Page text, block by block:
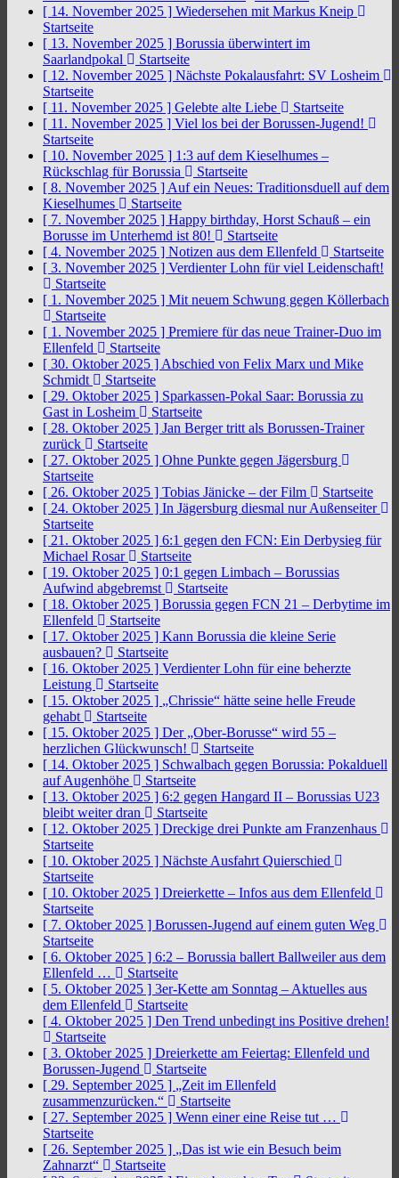
[ 14. November 2025 ] Wiedersehen mit Markus Kneip
Startseite
[ 13. November 2025 ] Borussia überwintert im
Saarlandpokal
Startseite
[ 12. November 2025 ] Nächste Pokalausfahrt: SV Losheim
Startseite
[ 11. November 2025 ] Gelebte alte Liebe
Startseite
[ 11. November 2025 ] Viel los bei der Borussen-Jugend!
Startseite
[ 10. November 2025 ] 1:3 auf dem Kieselhumes –
Rückschlag für Borussia
Startseite
[ 8. November 2025 ] Auf ein Neues: Traditionsduell auf dem
Kieselhumes
Startseite
[ 7. November 2025 ] Happy birthday, Horst Schauß – ein
Borusse im Unterhemd ist 80!
Startseite
[ 4. November 2025 ] Notizen aus dem Ellenfeld
Startseite
[ 3. November 2025 ] Verdienter Lohn für viel Leidenschaft!
Startseite
[ 1. November 2025 ] Mit neuem Schwung gegen Köllerbach
Startseite
[ 1. November 2025 ] Premiere für das neue Trainer-Duo im
Ellenfeld
Startseite
[ 30. Oktober 2025 ] Abschied von Felix Marx und Mike
Schmidt
Startseite
[ 29. Oktober 2025 ] Sparkassen-Pokal Saar: Borussia zu
Gast in Losheim
Startseite
[ 28. Oktober 2025 ] Jan Berger tritt als Borussen-Trainer
zurück
Startseite
[ 27. Oktober 2025 ] Ohne Punkte gegen Jägersburg
Startseite
[ 26. Oktober 2025 ] Tobias Jänicke – der Film
Startseite
[ 24. Oktober 2025 ] In Jägersburg diesmal nur Außenseiter
Startseite
[ 21. Oktober 2025 ] 6:1 gegen den FCN: Ein Derbysieg für
Michael Rosar
Startseite
[ 19. Oktober 2025 ] 0:1 gegen Limbach – Borussias
Aufwind abgebremst
Startseite
[ 18. Oktober 2025 ] Borussia gegen FCN 21 – Derbytime im
Ellenfeld
Startseite
[ 17. Oktober 2025 ] Kann Borussia die kleine Serie
ausbauen?
Startseite
[ 16. Oktober 2025 ] Verdienter Lohn für eine beherzte
Leistung
Startseite
[ 15. Oktober 2025 ] „Chrissie“ hätte seine helle Freude
gehabt
Startseite
[ 15. Oktober 2025 ] Der „Ober-Borusse“ wird 55 –
herzlichen Glückwunsch!
Startseite
[ 14. Oktober 2025 ] Schwalbach gegen Borussia: Pokalduell
auf Augenhöhe
Startseite
[ 13. Oktober 2025 ] 6:2 gegen Hangard II – Borussias U23
bleibt weiter dran
Startseite
[ 12. Oktober 2025 ] Dreckige drei Punkte am Franzenhaus
Startseite
[ 10. Oktober 2025 ] Nächste Ausfahrt Quierschied
Startseite
[ 10. Oktober 2025 ] Dreierkette – Infos aus dem Ellenfeld
Startseite
[ 7. Oktober 2025 ] Borussen-Jugend auf einem guten Weg
Startseite
[ 6. Oktober 2025 ] 6:2 – Borussia ballert Ballweiler aus dem
Ellenfeld …
Startseite
[ 5. Oktober 2025 ] 3er-Kette am Sonntag – Aktuelles aus
dem Ellenfeld
Startseite
[ 4. Oktober 2025 ] Den Trend unbedingt ins Positive drehen!
Startseite
[ 3. Oktober 2025 ] Dreierkette am Feiertag: Ellenfeld und
Borussen-Jugend
Startseite
[ 29. September 2025 ] „Zeit im Ellenfeld
zusammenzurücken.“
Startseite
[ 27. September 2025 ] Wenn einer eine Reise tut …
Startseite
[ 26. September 2025 ] „Das ist wie ein Besuch beim
Zahnarzt“
Startseite